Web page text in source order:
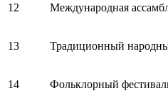
12 Международная
13 Традиционный
14 Фольклорный